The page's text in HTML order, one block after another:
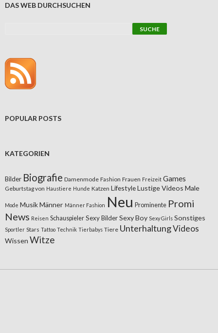
DAS WEB DURCHSUCHEN
POPULAR POSTS
KATEGORIEN
Bilder Biografie Damenmode Fashion Frauen Freizeit Games
Geburtstag von Haustiere Hunde Katzen LifestyleLustige Videos Male
Mode MusikMänner Männer Fashion Neu Prominente Promi
News Reisen Schauspieler Sexy BilderSexy Boy Sexy Girls Sonstiges
Sportler Stars Tattoo Technik Tierbabys Tiere UnterhaltungVideos
Wissen Witze